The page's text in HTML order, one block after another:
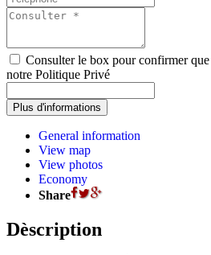
Consulter le box pour confirmer
notre Politique Privé
General information
View map
View photos
Economy
Share
Dèscription